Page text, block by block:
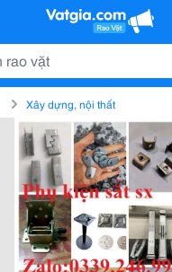
Xây dựng, nội thất